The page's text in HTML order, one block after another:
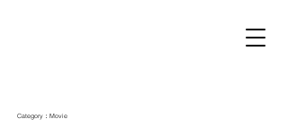
Category：Movie